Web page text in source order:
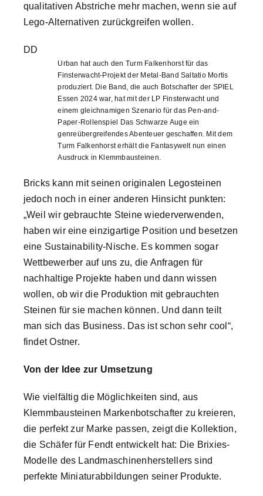
qualitativen Abstriche mehr machen, wenn sie auf
Lego-Alternativen zurückgreifen wollen.
Urban hat auch den Turm Falkenhorst für das
Finsterwacht-Projekt der Metal-Band Saltatio Mortis
produziert. Die Band, die auch Botschafter der SPIEL
Essen 2024 war, hat mit der LP Finsterwacht und
einem gleichnamigen Szenario für das Pen-and-
Paper-Rollenspiel Das Schwarze Auge ein
genreübergreifendes Abenteuer geschaffen. Mit dem
Turm Falkenhorst erhält die Fantasywelt nun einen
Ausdruck in Klemmbausteinen.
DD
Bricks kann mit seinen originalen Legosteinen
jedoch noch in einer anderen Hinsicht punkten:
„Weil wir gebrauchte Steine wiederverwenden,
haben wir eine einzigartige Position und besetzen
eine Sustainability-Nische. Es kommen sogar
Wettbewerber auf uns zu, die Anfragen für
nachhaltige Projekte haben und dann wissen
wollen, ob wir die Produktion mit gebrauchten
Steinen für sie machen können. Und dann teilt
man sich das Business. Das ist schon sehr cool“,
findet Ostner.
Von der Idee zur Umsetzung
Wie vielfältig die Möglichkeiten sind, aus
Klemmbausteinen Markenbotschafter zu kreieren,
die perfekt zur Marke passen, zeigt die Kollektion,
die Schäfer für Fendt entwickelt hat: Die Brixies-
Modelle des Landmaschinenherstellers sind
perfekte Miniaturabbildungen seiner Produkte.